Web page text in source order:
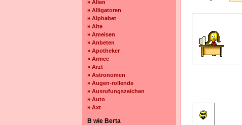
» Alien
» Alligatoren
» Alphabet
» Alte
» Ameisen
» Anbeten
» Apotheker
» Armee
» Arzt
» Astronomen
» Augen-rollende
» Ausrufungszeichen
» Auto
» Axt
B wie Berta